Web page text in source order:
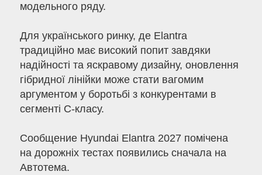
модельного ряду.
Для українського ринку, де Elantra
традиційно має високий попит завдяки
надійності та яскравому дизайну, оновлення
гібридної лінійки може стати вагомим
аргументом у боротьбі з конкурентами в
сегменті C-класу.
Сообщение Hyundai Elantra 2027 помічена
на дорожніх тестах появились сначала на
Автотема.